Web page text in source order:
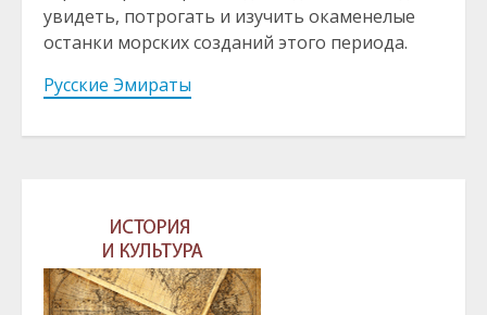
увидеть, потрогать и изучить окаменелые
останки морских созданий этого периода.
Русские Эмираты